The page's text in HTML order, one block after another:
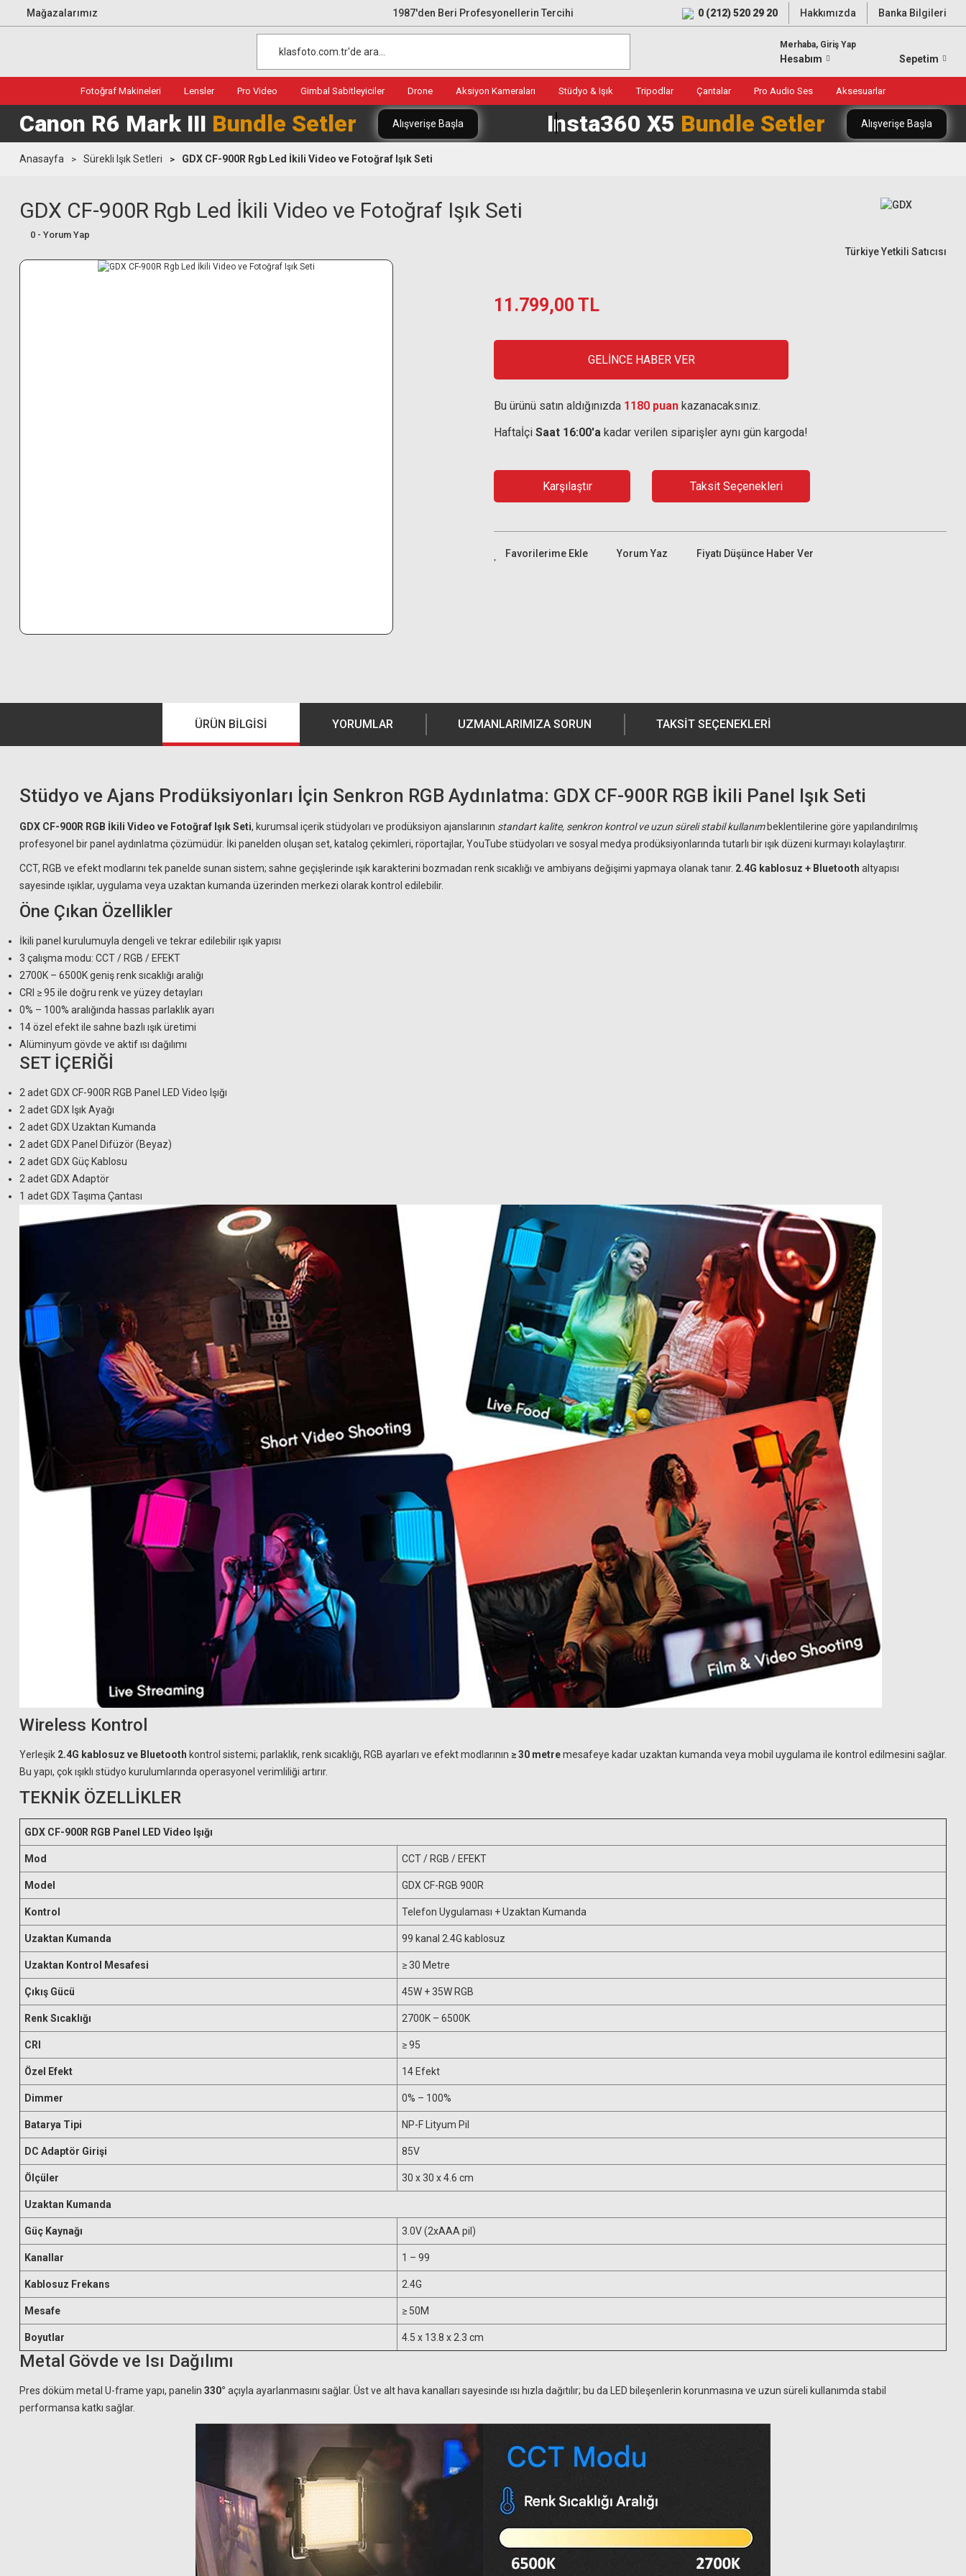
Mağazalarımız 1987'den Beri Profesyonellerin Tercihi 0 (212) 520 29 20 Hakkımızda Banka Bilgileri
Merhaba, Giriş Yap
Hesabım Sepetim
Fotoğraf Makineleri Lensler Pro Video Gimbal Sabitleyiciler Drone Aksiyon Kameraları Stüdyo & Işık Tripodlar Çantalar Pro Audio Ses Aksesuarlar
Canon R6 Mark III Bundle Setler Alışverişe Başla Insta360 X5 Bundle Setler Alışverişe Başla
Anasayfa Sürekli Işık Setleri GDX CF-900R Rgb Led İkili Video ve Fotoğraf Işık Seti
GDX CF-900R Rgb Led İkili Video ve Fotoğraf Işık Seti
0 - Yorum Yap
Türkiye Yetkili Satıcısı
11.799,00 TL
GELİNCE HABER VER
Bu ürünü satın aldığınızda 1180 puan kazanacaksınız.
Haftaİçi Saat 16:00'a kadar verilen siparişler aynı gün kargoda!
Karşılaştır Taksit Seçenekleri
Yorum Yaz Fiyatı Düşünce Haber Ver
ÜRÜN BILGISI YORUMLAR UZMANLARIMIZA SORUN TAKSIT SEÇENEKLERI
Stüdyo ve Ajans Prodüksiyonları İçin Senkron RGB Aydınlatma: GDX CF-900R RGB İkili Panel Işık Seti
GDX CF-900R RGB İkili Video ve Fotoğraf Işık Seti, kurumsal içerik stüdyoları ve prodüksiyon ajanslarının standart kalite, senkron kontrol ve uzun süreli stabil kullanımbeklentilerine göre yapılandırılmış
profesyonel bir panel aydınlatma çözümüdür. İki panelden oluşan set, katalog çekimleri, röportajlar, YouTube stüdyoları ve sosyal medya prodüksiyonlarında tutarlı bir ışık düzeni kurmayı kolaylaştırır.
CCT, RGB ve efekt modlarını tek panelde sunan sistem; sahne geçişlerinde ışık karakterini bozmadan renk sıcaklığı ve ambiyans değişimi yapmaya olanak tanır. 2.4G kablosuz + Bluetooth altyapısı
sayesinde ışıklar, uygulama veya uzaktan kumanda üzerinden merkezi olarak kontrol edilebilir.
Öne Çıkan Özellikler
İkili panel kurulumuyla dengeli ve tekrar edilebilir ışık yapısı
3 çalışma modu: CCT / RGB / EFEKT
2700K – 6500K geniş renk sıcaklığı aralığı
CRI ≥ 95 ile doğru renk ve yüzey detayları
0% – 100% aralığında hassas parlaklık ayarı
14 özel efekt ile sahne bazlı ışık üretimi
Alüminyum gövde ve aktif ısı dağılımı
SET İÇERİĞİ
2 adet GDX CF-900R RGB Panel LED Video Işığı
2 adet GDX Işık Ayağı
2 adet GDX Uzaktan Kumanda
2 adet GDX Panel Difüzör (Beyaz)
2 adet GDX Güç Kablosu
2 adet GDX Adaptör
1 adet GDX Taşıma Çantası
Wireless Kontrol
Yerleşik 2.4G kablosuz ve Bluetooth kontrol sistemi; parlaklık, renk sıcaklığı, RGB ayarları ve efekt modlarının ≥ 30 metremesafeye kadar uzaktan kumanda veya mobil uygulama ile kontrol edilmesini sağlar.
Bu yapı, çok ışıklı stüdyo kurulumlarında operasyonel verimliliği artırır.
TEKNİK ÖZELLİKLER
GDX CF-900R RGB Panel LED Video Işığı
Mod CCT / RGB / EFEKT
Model GDX CF-RGB 900R
Kontrol Telefon Uygulaması + Uzaktan Kumanda
Uzaktan Kumanda 99 kanal 2.4G kablosuz
Uzaktan Kontrol Mesafesi ≥ 30 Metre
Çıkış Gücü 45W + 35W RGB
Renk Sıcaklığı 2700K – 6500K
CRI ≥ 95
Özel Efekt 14 Efekt
Dimmer 0% – 100%
Batarya Tipi NP-F Lityum Pil
DC Adaptör Girişi 85V
Ölçüler 30 x 30 x 4.6 cm
Uzaktan Kumanda
Güç Kaynağı 3.0V (2xAAA pil)
Kanallar 1 – 99
Kablosuz Frekans 2.4G
Mesafe ≥ 50M
Boyutlar 4.5 x 13.8 x 2.3 cm
Metal Gövde ve Isı Dağılımı
Pres döküm metal U-frame yapı, panelin 330° açıyla ayarlanmasını sağlar. Üst ve alt hava kanalları sayesinde ısı hızla dağıtılır; bu da LED bileşenlerin korunmasına ve uzun süreli kullanımda stabil
performansa katkı sağlar.